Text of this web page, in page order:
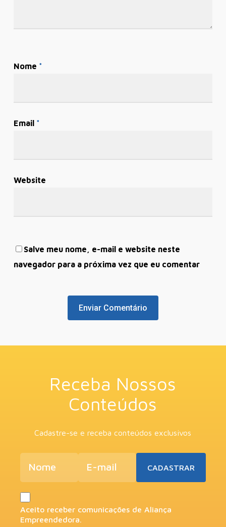
Nome *
Email *
Website
Salve meu nome, e-mail e website neste
navegador para a próxima vez que eu comentar
Receba Nossos
Conteúdos
Cadastre-se e receba conteúdos exclusivos
Aceito receber comunicações de Aliança
Empreendedora.